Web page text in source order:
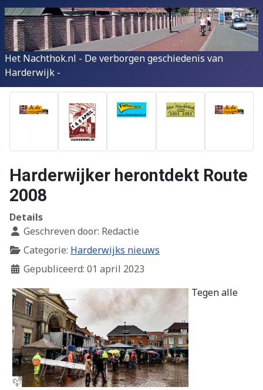
Het Nachthok.nl - De verborgen geschiedenis van
Harderwijk -
Harderwijker herontdekt Route
2008
Details
Geschreven door: Redactie
Categorie: Harderwijks nieuws
Gepubliceerd: 01 april 2023
Tegen alle